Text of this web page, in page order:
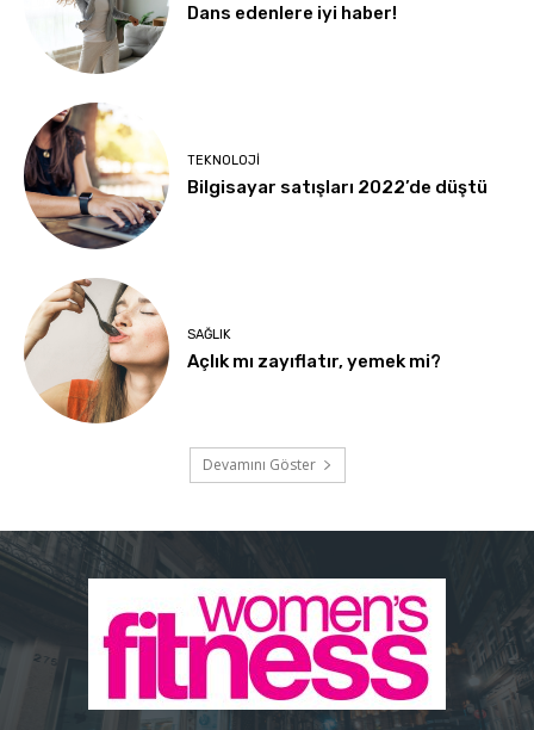
Dans edenlere iyi haber!
TEKNOLOJI
Bilgisayar satışları 2022’de düştü
SAĞLIK
Açlık mı zayıflatır, yemek mi?
Devamını Göster